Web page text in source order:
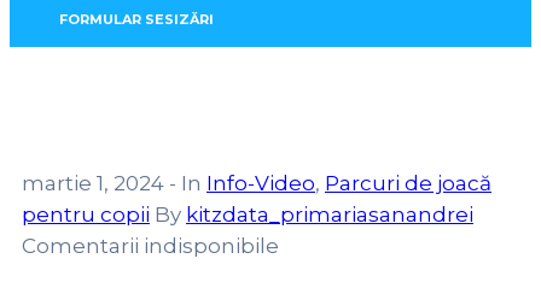
FORMULAR SESIZĂRI
martie 1, 2024 - In Info-Video‚ Parcuri de joacă
pentru copii By kitzdata_primariasanandrei
Comentarii indisponibile